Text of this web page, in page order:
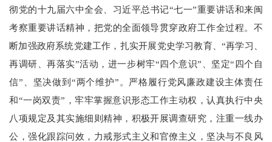
彻党的十九届六中全会、习近平总书记“七一”重要讲话和来闽
考察重要讲话精神，把党的全面领导贯穿政府工作全过程。不
断加强政府系统党建工作，扎实开展党史学习教育、“再学习、
再调研、再落实”活动，进一步树牢“四个意识”、坚定“四个自
信”、坚决做到“两个维护”。严格履行党风廉政建设主体责任
和“一岗双责”，牢牢掌握意识形态工作主动权，认真执行中央
八项规定及其实施细则精神，积极开展调查研究，注重一线办
公，强化跟踪问效，力戒形式主义和官僚主义，坚决与不良风